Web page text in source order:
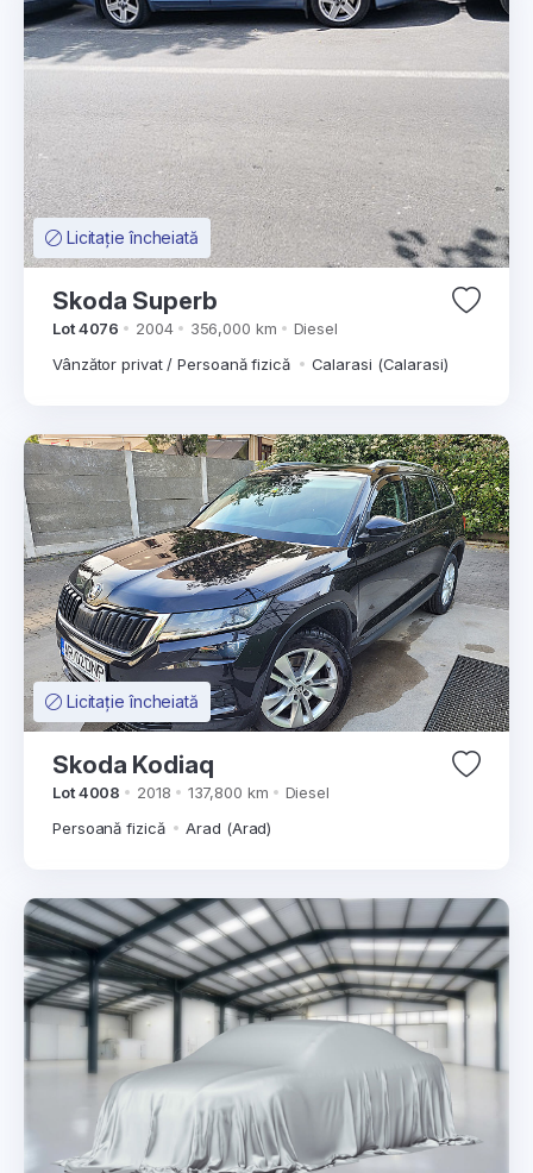
Licitație încheiată
Skoda Superb
Lot 4076 2004 356,000 km
Diesel
Vânzător privat / Persoană fizică
Calarasi (Calarasi)
Licitație încheiată
Skoda Kodiaq
Lot 4008 2018 137,800 km
Diesel
Persoană fizică
Arad (Arad)